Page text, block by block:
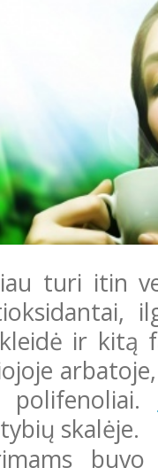
turi itin
ir kitą
polifenoliai.
skalėje.